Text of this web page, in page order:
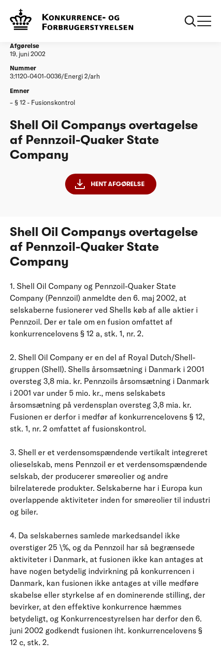
Afgørelser
PennzoilQuaker State Company
Afgørelse
19. juni 2002
Nummer
3:1120-0401-0036/Energi 2/arh
Emner
§ 12 - Fusionskontrol
Shell Oil Companys overtagelse
af Pennzoil-Quaker State
Company
HENT AFGØRELSE
Shell Oil Companys overtagelse
af Pennzoil-Quaker State
Company
1. Shell Oil Company og Pennzoil-Quaker State
Company (Pennzoil) anmeldte den 6. maj 2002, at
selskaberne fusionerer ved Shells køb af alle aktier i
Pennzoil. Der er tale om en fusion omfattet af
konkurrencelovens § 12 a, stk. 1, nr. 2.
2. Shell Oil Company er en del af Royal Dutch/Shell-
gruppen (Shell). Shells årsomsætning i Danmark i 2001
oversteg 3,8 mia. kr. Pennzoils årsomsætning i Danmark
i 2001 var under 5 mio. kr., mens selskabets
årsomsætning på verdensplan oversteg 3,8 mia. kr.
Fusionen er derfor i medfør af konkurrencelovens § 12,
stk. 1, nr. 2 omfattet af fusionskontrol.
3. Shell er et verdensomspændende vertikalt integreret
olieselskab, mens Pennzoil er et verdensomspændende
selskab, der producerer smøreolier og andre
bilrelaterede produkter. Selskaberne har i Europa kun
overlappende aktiviteter inden for smøreolier til industri
og biler.
4. Da selskabernes samlede markedsandel ikke
overstiger 25 \%, og da Pennzoil har så begrænsede
aktiviteter i Danmark, at fusionen ikke kan antages at
have nogen betydelig indvirkning på konkurrencen i
Danmark, kan fusionen ikke antages at ville medføre
skabelse eller styrkelse af en dominerende stilling, der
bevirker, at den effektive konkurrence hæmmes
betydeligt, og Konkurrencestyrelsen har derfor den 6.
juni 2002 godkendt fusionen iht. konkurrencelovens §
12 c, stk. 2.